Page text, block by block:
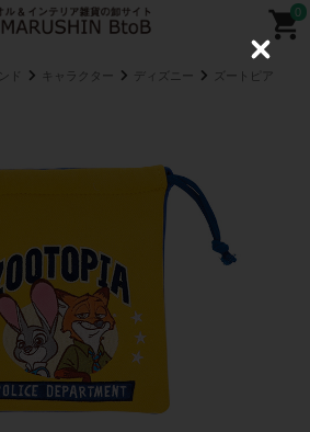
0
ド キャラクター ディズニー ズートピア
C